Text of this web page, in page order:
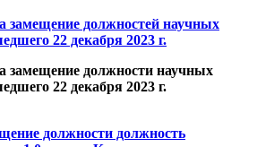
замещение должностей научных
22 декабря 2023 г.
замещение должности научных
22 декабря 2023 г.
должности должность